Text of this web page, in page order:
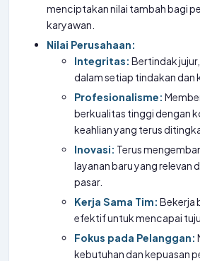
menciptakan nilai tambah bagi
karyawan.
Nilai Perusahaan:
Integritas: Bertindak
dalam setiap tindakan dan
Profesionalisme:
berkualitas tinggi dengan
keahlian yang terus
Inovasi: Terus
layanan baru yang relevan
pasar.
Kerja Sama Tim: Bekerja
efektif untuk mencapai
Fokus pada Pelanggan:
kebutuhan dan kepuasan